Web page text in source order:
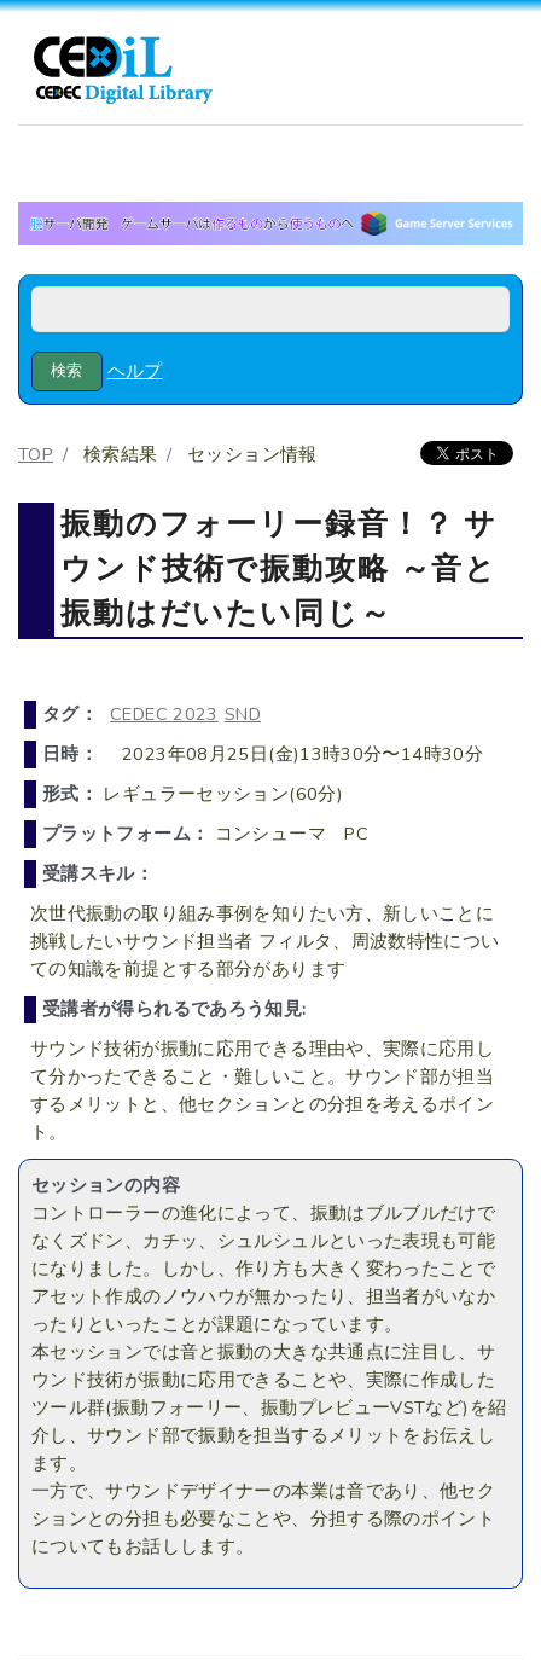
ヘルプ
TOP 検索結果 セッション情報
振動のフォーリー録音！？ サ
ウンド技術で振動攻略 ～音と
振動はだいたい同じ～
タグ： CEDEC 2023 SND
日時：
2023年08月25日(金)13時30分〜14時30分
形式： レギュラーセッション(60分)
プラットフォーム：
コンシューマ PC
受講スキル：
次世代振動の取り組み事例を知りたい方、新しいことに
挑戦したいサウンド担当者 フィルタ、周波数特性につい
ての知識を前提とする部分があります
受講者が得られるであろう知見:
サウンド技術が振動に応用できる理由や、実際に応用し
て分かったできること・難しいこと。サウンド部が担当
するメリットと、他セクションとの分担を考えるポイン
ト。
セッションの内容
コントローラーの進化によって、振動はブルブルだけで
なくズドン、カチッ、シュルシュルといった表現も可能
になりました。しかし、作り方も大きく変わったことで
アセット作成のノウハウが無かったり、担当者がいなか
ったりといったことが課題になっています。
本セッションでは音と振動の大きな共通点に注目し、サ
ウンド技術が振動に応用できることや、実際に作成した
ツール群(振動フォーリー、振動プレビューVSTなど)を紹
介し、サウンド部で振動を担当するメリットをお伝えし
ます。
一方で、サウンドデザイナーの本業は音であり、他セク
ションとの分担も必要なことや、分担する際のポイント
についてもお話しします。